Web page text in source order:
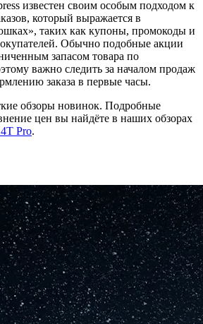
известен своим особым подходом к
который выражается в
таких как купоны, промокоды и
Обычно подобные акции
запасом товара по
важно следить за началом продаж
заказа в первые часы.
обзоры новинок. Подробные
цен вы найдёте в наших обзорах
Pro.